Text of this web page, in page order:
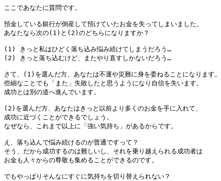
ここであなたに質問です。
預金している銀行が倒産して預けていたお金を失ってしまいました。
あなたなら次の(1)と(2)のどちらになりますか？
(1) きっと私はひどく落ち込み悩み続けてしまうだろう…
(2) きっと落ち込むけど、またやり直すしかないだろう…
さて、(1)を選んだ方、あなたは不運や災難に身を委ねることになります。
些細なことでも「また」失敗したと思うようになり自信を失います。
成功とは別の道へ進んでいます。
(2)を選んだ方、あなたはきっと以前より多くのお金を手に入れて、
成功に近づくことができるでしょう。
なぜなら、これまで以上に「強い気持ち」があるからです。
え、落ち込んで悩み続けるのが普通ですって？
そう、だから成功するのは難しいし、それを乗り越えられる成功者は
お金も人々からの尊敬も集めることができるのです。
でもやっぱりそんなにすぐに気持ちを切り替えられない？